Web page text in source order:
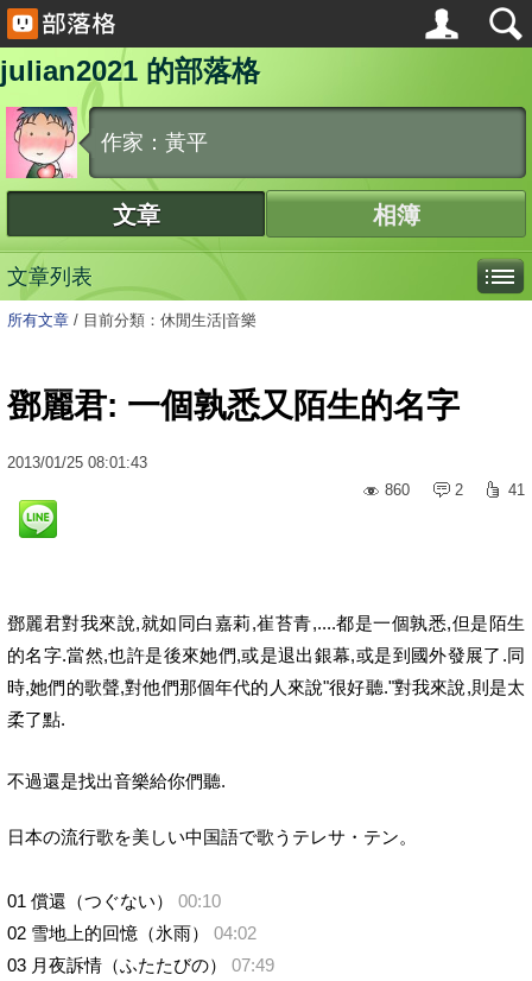
julian2021 的部落格
作家：黃平
文章 相簿
文章列表
所有文章 / 目前分類：休閒生活|音樂
鄧麗君: 一個孰悉又陌生的名字
2013/01/25 08:01:43
860
2 41
鄧麗君對我來說,就如同白嘉莉,崔苔青,....都是一個孰悉,但是陌生
的名字.當然,也許是後來她們,或是退出銀幕,或是到國外發展了.同
時,她們的歌聲,對他們那個年代的人來說"很好聽."對我來說,則是太
柔了點.
不過還是找出音樂給你們聽.
日本の流行歌を美しい中国語で歌うテレサ・テン。
01 償還（つぐない） 00:10
02 雪地上的回憶（氷雨） 04:02
03 月夜訴情（ふたたびの） 07:49